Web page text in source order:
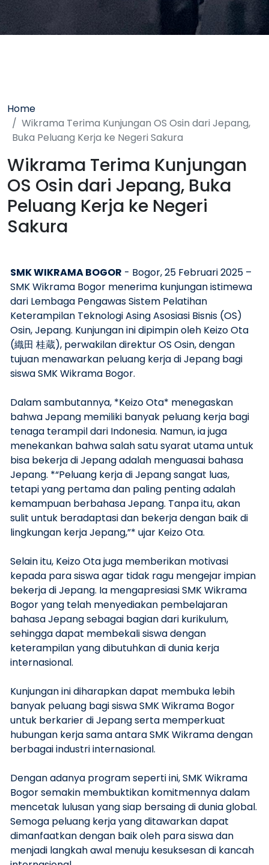
Home
Wikrama Terima Kunjungan OS Osin dari Jepang,
Buka Peluang Kerja ke Negeri Sakura
Wikrama Terima Kunjungan
OS Osin dari Jepang, Buka
Peluang Kerja ke Negeri
Sakura
SMK WIKRAMA BOGOR - Bogor, 25 Februari 2025 –
SMK Wikrama Bogor menerima kunjungan istimewa
dari Lembaga Pengawas Sistem Pelatihan
Keterampilan Teknologi Asing Asosiasi Bisnis (OS)
Osin, Jepang. Kunjungan ini dipimpin oleh Keizo Ota
(織田 桂蔵), perwakilan direktur OS Osin, dengan
tujuan menawarkan peluang kerja di Jepang bagi
siswa SMK Wikrama Bogor.
Dalam sambutannya, *Keizo Ota* menegaskan
bahwa Jepang memiliki banyak peluang kerja bagi
tenaga terampil dari Indonesia. Namun, ia juga
menekankan bahwa salah satu syarat utama untuk
bisa bekerja di Jepang adalah menguasai bahasa
Jepang. *“Peluang kerja di Jepang sangat luas,
tetapi yang pertama dan paling penting adalah
kemampuan berbahasa Jepang. Tanpa itu, akan
sulit untuk beradaptasi dan bekerja dengan baik di
lingkungan kerja Jepang,”* ujar Keizo Ota.
Selain itu, Keizo Ota juga memberikan motivasi
kepada para siswa agar tidak ragu mengejar impian
bekerja di Jepang. Ia mengapresiasi SMK Wikrama
Bogor yang telah menyediakan pembelajaran
bahasa Jepang sebagai bagian dari kurikulum,
sehingga dapat membekali siswa dengan
keterampilan yang dibutuhkan di dunia kerja
internasional.
Kunjungan ini diharapkan dapat membuka lebih
banyak peluang bagi siswa SMK Wikrama Bogor
untuk berkarier di Jepang serta memperkuat
hubungan kerja sama antara SMK Wikrama dengan
berbagai industri internasional.
Dengan adanya program seperti ini, SMK Wikrama
Bogor semakin membuktikan komitmennya dalam
mencetak lulusan yang siap bersaing di dunia global.
Semoga peluang kerja yang ditawarkan dapat
dimanfaatkan dengan baik oleh para siswa dan
menjadi langkah awal menuju kesuksesan di kancah